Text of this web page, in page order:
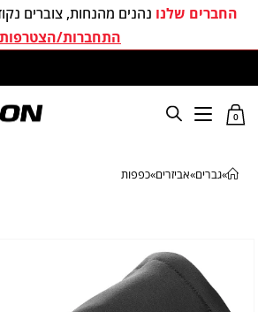
החברים שלנו נהנים מהנחות, צוברים
התחברות/הצטרפות
0
»גברים»אביזרים»כפפות